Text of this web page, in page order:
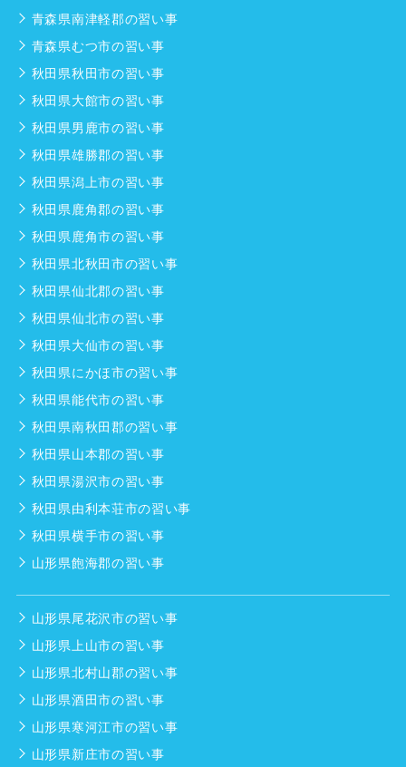
青森県南津軽郡の習い事
青森県むつ市の習い事
秋田県秋田市の習い事
秋田県大館市の習い事
秋田県男鹿市の習い事
秋田県雄勝郡の習い事
秋田県潟上市の習い事
秋田県鹿角郡の習い事
秋田県鹿角市の習い事
秋田県北秋田市の習い事
秋田県仙北郡の習い事
秋田県仙北市の習い事
秋田県大仙市の習い事
秋田県にかほ市の習い事
秋田県能代市の習い事
秋田県南秋田郡の習い事
秋田県山本郡の習い事
秋田県湯沢市の習い事
秋田県由利本荘市の習い事
秋田県横手市の習い事
山形県飽海郡の習い事
山形県尾花沢市の習い事
山形県上山市の習い事
山形県北村山郡の習い事
山形県酒田市の習い事
山形県寒河江市の習い事
山形県新庄市の習い事